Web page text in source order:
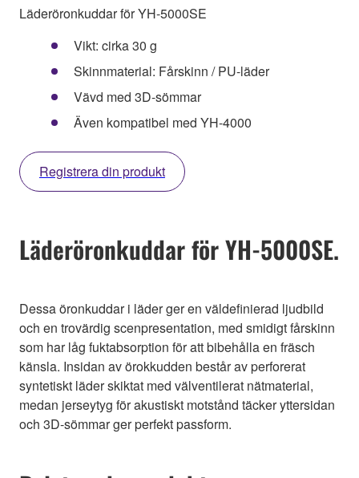
Läderöronkuddar för YH-5000SE
Vikt: cirka 30 g
Skinnmaterial: Fårskinn / PU-läder
Vävd med 3D-sömmar
Även kompatibel med YH-4000
Registrera din produkt
Läderöronkuddar för YH-5000SE.
Dessa öronkuddar i läder ger en väldefinierad ljudbild
och en trovärdig scenpresentation, med smidigt fårskinn
som har låg fuktabsorption för att bibehålla en fräsch
känsla. Insidan av örokkudden består av perforerat
syntetiskt läder skiktat med välventilerat nätmaterial,
medan jerseytyg för akustiskt motstånd täcker yttersidan
och 3D-sömmar ger perfekt passform.